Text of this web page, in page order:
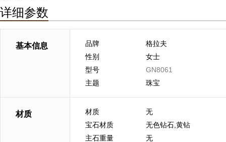
详细参数
基本信息 品牌
格拉夫
性别
女士
型号
GN8061
主题
珠宝
材质 材质
无
宝石材质
无色钻石,黄钻
主石重量
无